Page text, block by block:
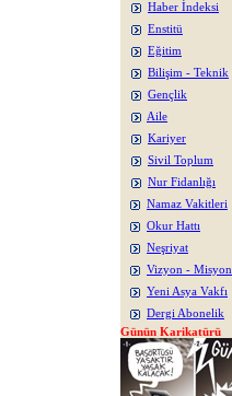
Haber İndeksi
Enstitü
Eğitim
Bilişim - Teknik
Gençlik
Aile
Kariyer
Sivil Toplum
Nur Fidanlığı
Namaz Vakitleri
Okur Hattı
Neşriyat
Vizyon - Misyon
Yeni Asya Vakfı
Dergi Abonelik
Günün Karikatürü